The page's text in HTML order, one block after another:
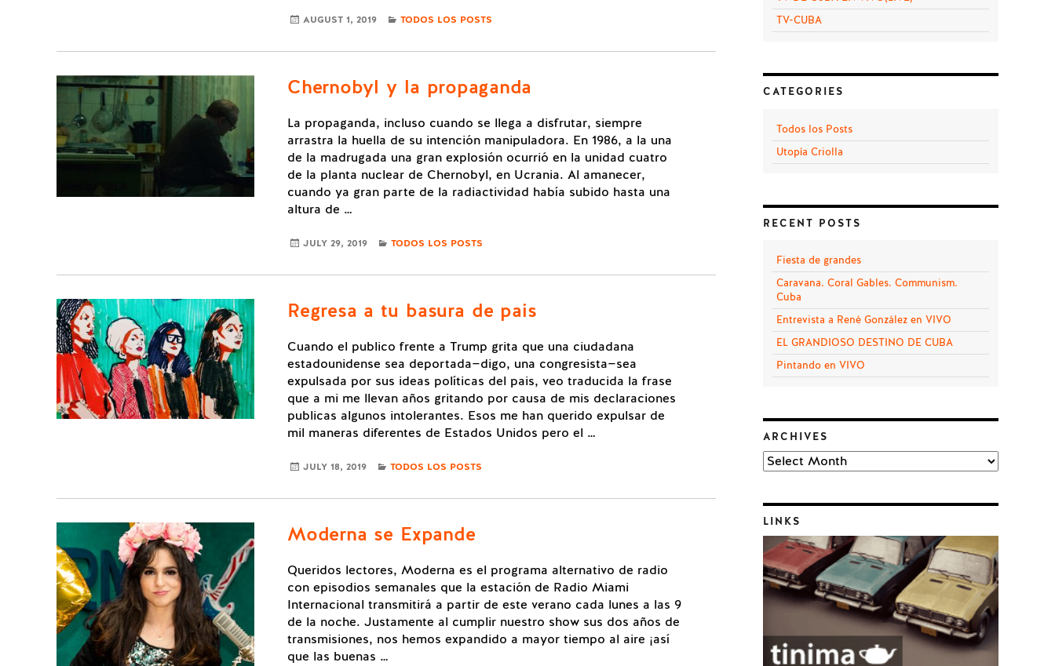
AUGUST 1, 2019 CATEGORIES
TODOS LOS POSTS
Chernobyl y la propaganda
La propaganda, incluso cuando se llega a disfrutar, siempre
arrastra la huella de su intención manipuladora. En 1986, a la una
de la madrugada una gran explosión ocurrió en la unidad cuatro
de la planta nuclear de Chernobyl, en Ucrania. Al amanecer,
cuando ya gran parte de la radiactividad había subido hasta una
altura de …
JULY 29, 2019 CATEGORIES
TODOS LOS POSTS
Regresa a tu basura de pais
Cuando el publico frente a Trump grita que una ciudadana
estadounidense sea deportada—digo, una congresista—sea
expulsada por sus ideas políticas del pais, veo traducida la frase
que a mi me llevan años gritando por causa de mis declaraciones
publicas algunos intolerantes. Esos me han querido expulsar de
mil maneras diferentes de Estados Unidos pero el …
JULY 18, 2019 CATEGORIES
TODOS LOS POSTS
Moderna se Expande
Queridos lectores, Moderna es el programa alternativo de radio
con episodios semanales que la estación de Radio Miami
Internacional transmitirá a partir de este verano cada lunes a las 9
de la noche. Justamente al cumplir nuestro show sus dos años de
transmisiones, nos hemos expandido a mayor tiempo al aire ¡así
que las buenas …
TV-CUBA
CATEGORIES
Todos los Posts
Utopía Criolla
RECENT POSTS
Fiesta de grandes
Caravana. Coral Gables. Communism.
Cuba
Entrevista a René González en VIVO
EL GRANDIOSO DESTINO DE CUBA
Pintando en VIVO
ARCHIVES
Archives
LINKS